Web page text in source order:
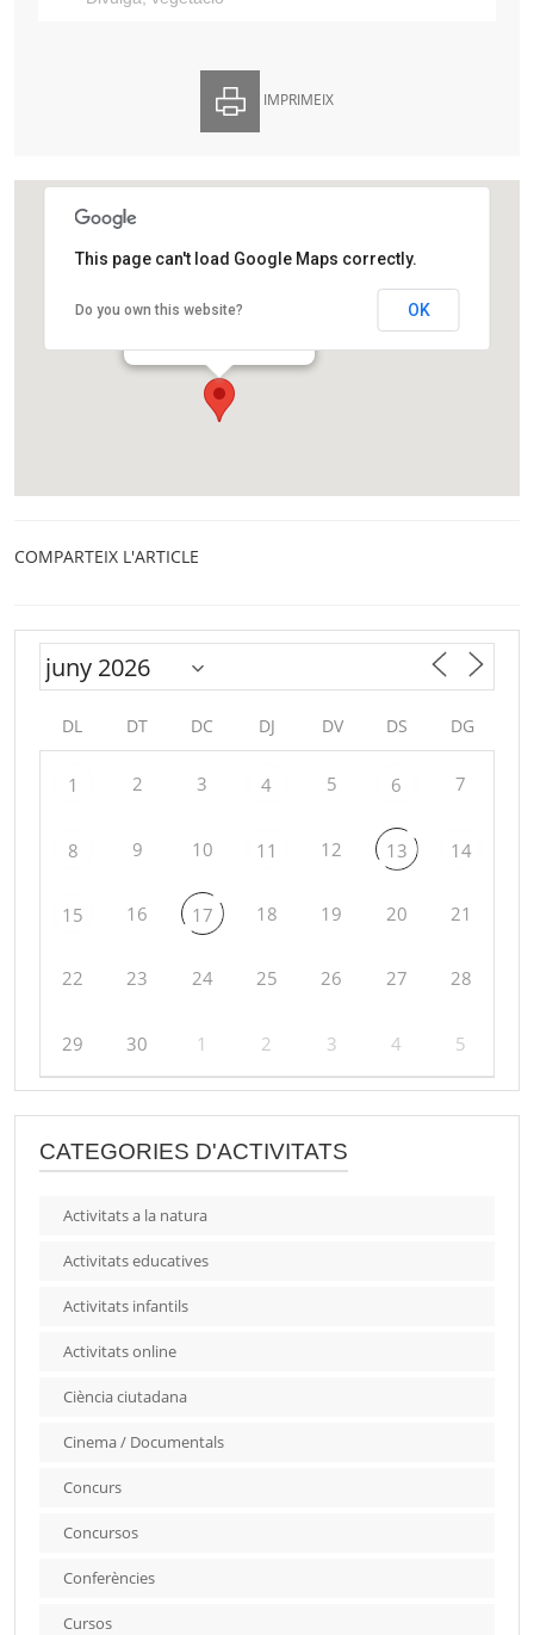
IMPRIMEIX
Finca Agustí Pedro i Pons
Av. de Vallvidrera 25
This page can't load Google Maps correctly.
Do you own this website? OK
COMPARTEIX L'ARTICLE
DL DT DC DJ DV DS DG
1 2 3 4 5 6 7
8 9 10 11 12 13 14
15 16 17 18 19 20 21
22 23 24 25 26 27 28
29 30 1 2 3 4 5
CATEGORIES D'ACTIVITATS
Activitats a la natura
Activitats educatives
Activitats infantils
Activitats online
Ciència ciutadana
Cinema / Documentals
Concurs
Concursos
Conferències
Cursos